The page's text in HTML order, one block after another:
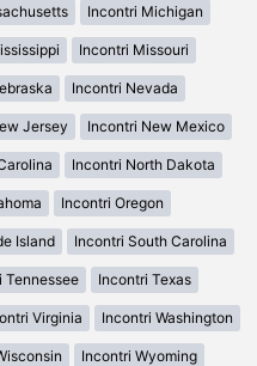
Incontri Michigan
Incontri Missouri
Incontri Nevada
Jersey Incontri New Mexico
Incontri North Dakota
Incontri Oregon
Island Incontri South Carolina
Tennessee Incontri Texas
Virginia Incontri Washington
Incontri Wyoming